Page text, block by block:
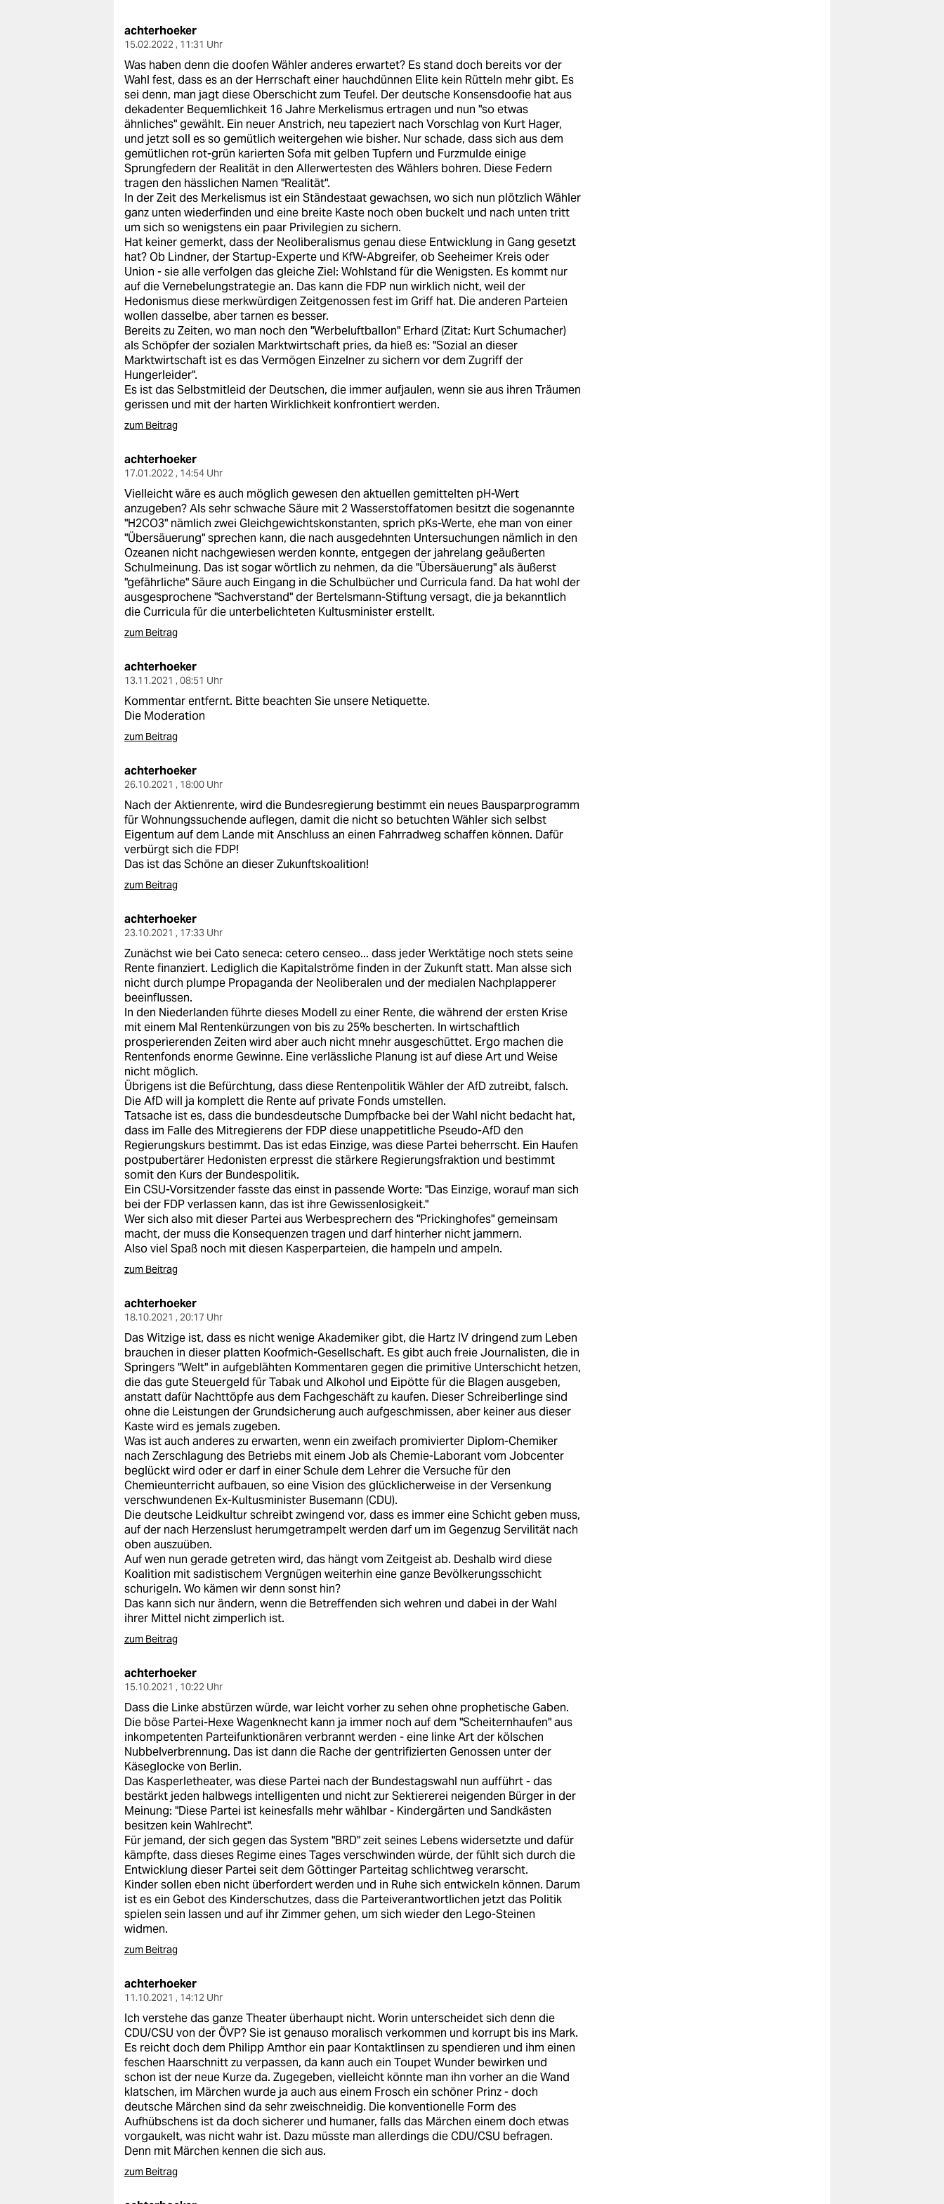
nord
wahrheit
verlag
verlag
veranstaltungen
shop
fragen & hilfe
unterstützen
abo
genossenschaft
epaper login
achterhoeker
15.02.2022 , 11:31 Uhr
Was haben denn die doofen Wähler anderes erwartet? Es stand doch bereits vor der
Wahl fest, dass es an der Herrschaft einer hauchdünnen Elite kein Rütteln mehr gibt. Es
sei denn, man jagt diese Oberschicht zum Teufel. Der deutsche Konsensdoofie hat aus
dekadenter Bequemlichkeit 16 Jahre Merkelismus ertragen und nun "so etwas
ähnliches" gewählt. Ein neuer Anstrich, neu tapeziert nach Vorschlag von Kurt Hager,
und jetzt soll es so gemütlich weitergehen wie bisher. Nur schade, dass sich aus dem
gemütlichen rot-grün karierten Sofa mit gelben Tupfern und Furzmulde einige
Sprungfedern der Realität in den Allerwertesten des Wählers bohren. Diese Federn
tragen den hässlichen Namen "Realität".
In der Zeit des Merkelismus ist ein Ständestaat gewachsen, wo sich nun plötzlich Wähler
ganz unten wiederfinden und eine breite Kaste noch oben buckelt und nach unten tritt
um sich so wenigstens ein paar Privilegien zu sichern.
Hat keiner gemerkt, dass der Neoliberalismus genau diese Entwicklung in Gang gesetzt
hat? Ob Lindner, der Startup-Experte und KfW-Abgreifer, ob Seeheimer Kreis oder
Union - sie alle verfolgen das gleiche Ziel: Wohlstand für die Wenigsten. Es kommt nur
auf die Vernebelungstrategie an. Das kann die FDP nun wirklich nicht, weil der
Hedonismus diese merkwürdigen Zeitgenossen fest im Griff hat. Die anderen Parteien
wollen dasselbe, aber tarnen es besser.
Bereits zu Zeiten, wo man noch den "Werbeluftballon" Erhard (Zitat: Kurt Schumacher)
als Schöpfer der sozialen Marktwirtschaft pries, da hieß es: "Sozial an dieser
Marktwirtschaft ist es das Vermögen Einzelner zu sichern vor dem Zugriff der
Hungerleider".
Es ist das Selbstmitleid der Deutschen, die immer aufjaulen, wenn sie aus ihren Träumen
gerissen und mit der harten Wirklichkeit konfrontiert werden.
zum Beitrag
achterhoeker
17.01.2022 , 14:54 Uhr
Vielleicht wäre es auch möglich gewesen den aktuellen gemittelten pH-Wert
anzugeben? Als sehr schwache Säure mit 2 Wasserstoffatomen besitzt die sogenannte
"H2CO3" nämlich zwei Gleichgewichtskonstanten, sprich pKs-Werte, ehe man von einer
"Übersäuerung" sprechen kann, die nach ausgedehnten Untersuchungen nämlich in den
Ozeanen nicht nachgewiesen werden konnte, entgegen der jahrelang geäußerten
Schulmeinung. Das ist sogar wörtlich zu nehmen, da die "Übersäuerung" als äußerst
"gefährliche" Säure auch Eingang in die Schulbücher und Curricula fand. Da hat wohl der
ausgesprochene "Sachverstand" der Bertelsmann-Stiftung versagt, die ja bekanntlich
die Curricula für die unterbelichteten Kultusminister erstellt.
zum Beitrag
achterhoeker
13.11.2021 , 08:51 Uhr
Kommentar entfernt. Bitte beachten Sie unsere Netiquette.
Die Moderation
zum Beitrag
achterhoeker
26.10.2021 , 18:00 Uhr
Nach der Aktienrente, wird die Bundesregierung bestimmt ein neues Bausparprogramm
für Wohnungssuchende auflegen, damit die nicht so betuchten Wähler sich selbst
Eigentum auf dem Lande mit Anschluss an einen Fahrradweg schaffen können. Dafür
verbürgt sich die FDP!
Das ist das Schöne an dieser Zukunftskoalition!
zum Beitrag
achterhoeker
23.10.2021 , 17:33 Uhr
Zunächst wie bei Cato seneca: cetero censeo... dass jeder Werktätige noch stets seine
Rente finanziert. Lediglich die Kapitalströme finden in der Zukunft statt. Man alsse sich
nicht durch plumpe Propaganda der Neoliberalen und der medialen Nachplapperer
beeinflussen.
In den Niederlanden führte dieses Modell zu einer Rente, die während der ersten Krise
mit einem Mal Rentenkürzungen von bis zu 25% bescherten. In wirtschaftlich
prosperierenden Zeiten wird aber auch nicht mnehr ausgeschüttet. Ergo machen die
Rentenfonds enorme Gewinne. Eine verlässliche Planung ist auf diese Art und Weise
nicht möglich.
Übrigens ist die Befürchtung, dass diese Rentenpolitik Wähler der AfD zutreibt, falsch.
Die AfD will ja komplett die Rente auf private Fonds umstellen.
Tatsache ist es, dass die bundesdeutsche Dumpfbacke bei der Wahl nicht bedacht hat,
dass im Falle des Mitregierens der FDP diese unappetitliche Pseudo-AfD den
Regierungskurs bestimmt. Das ist edas Einzige, was diese Partei beherrscht. Ein Haufen
postpubertärer Hedonisten erpresst die stärkere Regierungsfraktion und bestimmt
somit den Kurs der Bundespolitik.
Ein CSU-Vorsitzender fasste das einst in passende Worte: "Das Einzige, worauf man sich
bei der FDP verlassen kann, das ist ihre Gewissenlosigkeit."
Wer sich also mit dieser Partei aus Werbesprechern des "Prickinghofes" gemeinsam
macht, der muss die Konsequenzen tragen und darf hinterher nicht jammern.
Also viel Spaß noch mit diesen Kasperparteien, die hampeln und ampeln.
zum Beitrag
achterhoeker
18.10.2021 , 20:17 Uhr
Das Witzige ist, dass es nicht wenige Akademiker gibt, die Hartz IV dringend zum Leben
brauchen in dieser platten Koofmich-Gesellschaft. Es gibt auch freie Journalisten, die in
Springers "Welt" in aufgeblähten Kommentaren gegen die primitive Unterschicht hetzen,
die das gute Steuergeld für Tabak und Alkohol und Eipötte für die Blagen ausgeben,
anstatt dafür Nachttöpfe aus dem Fachgeschäft zu kaufen. Dieser Schreiberlinge sind
ohne die Leistungen der Grundsicherung auch aufgeschmissen, aber keiner aus dieser
Kaste wird es jemals zugeben.
Was ist auch anderes zu erwarten, wenn ein zweifach promivierter Diplom-Chemiker
nach Zerschlagung des Betriebs mit einem Job als Chemie-Laborant vom Jobcenter
beglückt wird oder er darf in einer Schule dem Lehrer die Versuche für den
Chemieunterricht aufbauen, so eine Vision des glücklicherweise in der Versenkung
verschwundenen Ex-Kultusminister Busemann (CDU).
Die deutsche Leidkultur schreibt zwingend vor, dass es immer eine Schicht geben muss,
auf der nach Herzenslust herumgetrampelt werden darf um im Gegenzug Servilität nach
oben auszuüben.
Auf wen nun gerade getreten wird, das hängt vom Zeitgeist ab. Deshalb wird diese
Koalition mit sadistischem Vergnügen weiterhin eine ganze Bevölkerungsschicht
schurigeln. Wo kämen wir denn sonst hin?
Das kann sich nur ändern, wenn die Betreffenden sich wehren und dabei in der Wahl
ihrer Mittel nicht zimperlich ist.
zum Beitrag
achterhoeker
15.10.2021 , 10:22 Uhr
Dass die Linke abstürzen würde, war leicht vorher zu sehen ohne prophetische Gaben.
Die böse Partei-Hexe Wagenknecht kann ja immer noch auf dem "Scheiternhaufen" aus
inkompetenten Parteifunktionären verbrannt werden - eine linke Art der kölschen
Nubbelverbrennung. Das ist dann die Rache der gentrifizierten Genossen unter der
Käseglocke von Berlin.
Das Kasperletheater, was diese Partei nach der Bundestagswahl nun aufführt - das
bestärkt jeden halbwegs intelligenten und nicht zur Sektiererei neigenden Bürger in der
Meinung: "Diese Partei ist keinesfalls mehr wählbar - Kindergärten und Sandkästen
besitzen kein Wahlrecht".
Für jemand, der sich gegen das System "BRD" zeit seines Lebens widersetzte und dafür
kämpfte, dass dieses Regime eines Tages verschwinden würde, der fühlt sich durch die
Entwicklung dieser Partei seit dem Göttinger Parteitag schlichtweg verarscht.
Kinder sollen eben nicht überfordert werden und in Ruhe sich entwickeln können. Darum
ist es ein Gebot des Kinderschutzes, dass die Parteiverantwortlichen jetzt das Politik
spielen sein lassen und auf ihr Zimmer gehen, um sich wieder den Lego-Steinen
widmen.
zum Beitrag
achterhoeker
11.10.2021 , 14:12 Uhr
Ich verstehe das ganze Theater überhaupt nicht. Worin unterscheidet sich denn die
CDU/CSU von der ÖVP? Sie ist genauso moralisch verkommen und korrupt bis ins Mark.
Es reicht doch dem Philipp Amthor ein paar Kontaktlinsen zu spendieren und ihm einen
feschen Haarschnitt zu verpassen, da kann auch ein Toupet Wunder bewirken und
schon ist der neue Kurze da. Zugegeben, vielleicht könnte man ihn vorher an die Wand
klatschen, im Märchen wurde ja auch aus einem Frosch ein schöner Prinz - doch
deutsche Märchen sind da sehr zweischneidig. Die konventionelle Form des
Aufhübschens ist da doch sicherer und humaner, falls das Märchen einem doch etwas
vorgaukelt, was nicht wahr ist. Dazu müsste man allerdings die CDU/CSU befragen.
Denn mit Märchen kennen die sich aus.
zum Beitrag